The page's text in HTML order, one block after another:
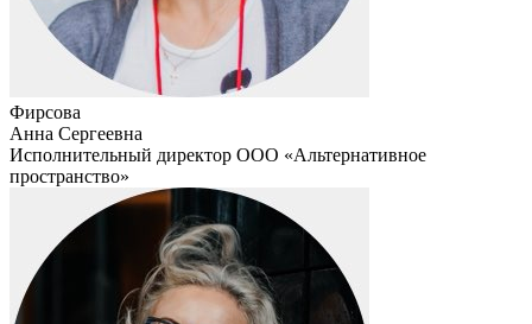
Фирсова
Анна Сергеевна
Исполнительный директор ООО «Альтернативное
пространство»